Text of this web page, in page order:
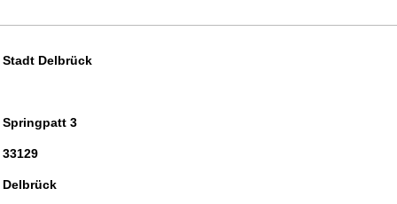
Stadt Delbrück
Springpatt 3
33129
Delbrück